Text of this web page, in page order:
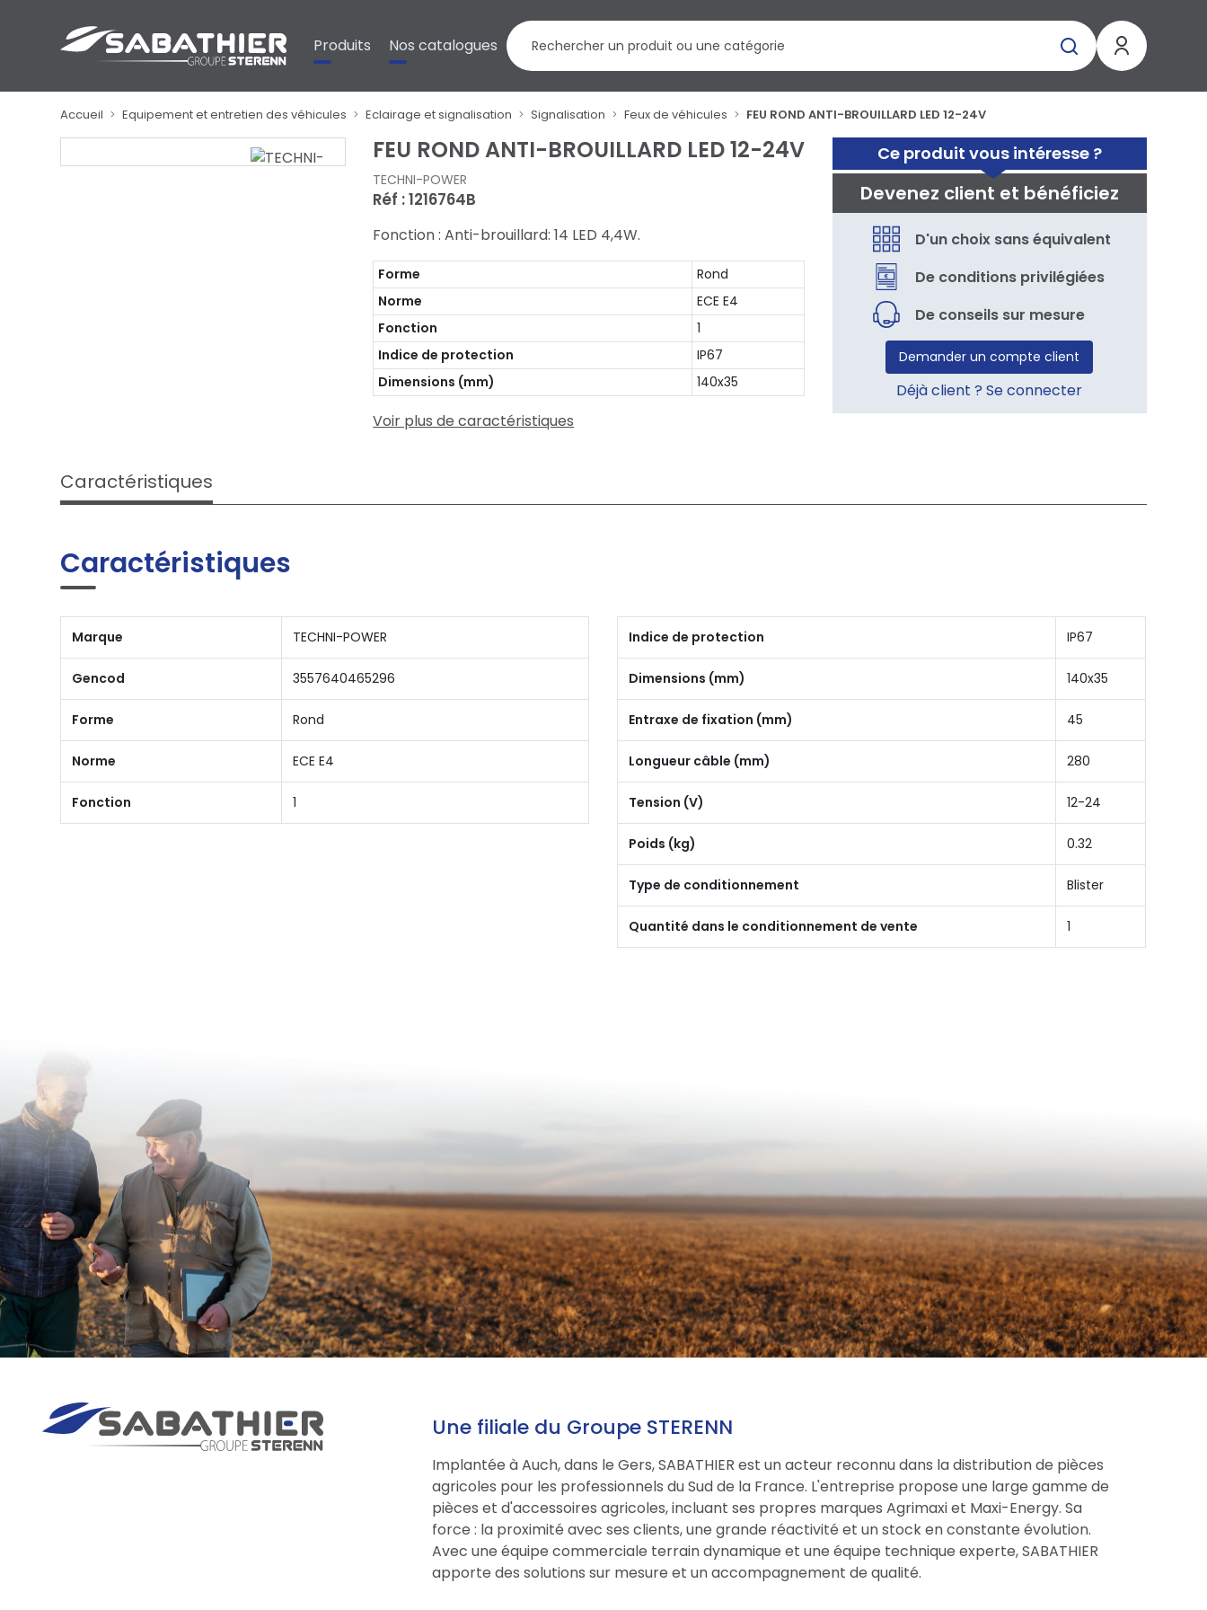
Produits Nos catalogues
Accueil Equipement et entretien des véhicules Eclairage et signalisation Signalisation Feux de véhicules FEU ROND ANTI-BROUILLARD LED 12-24V
Ce produit vous intéresse ?
Devenez client et bénéficiez
D'un choix sans équivalent
De conditions privilégiées
De conseils sur mesure
Demander un compte client
Déjà client ? Se connecter
FEU ROND ANTI-BROUILLARD LED 12-24V
TECHNI-POWER
Réf : 1216764B
Fonction : Anti-brouillard: 14 LED 4,4W.
Forme
Rond
Norme
ECE E4
Fonction
1
Indice de protection
IP67
Dimensions (mm)
140x35
Voir plus de caractéristiques
Caractéristiques
Caractéristiques
Marque TECHNI-POWER
Gencod 3557640465296
Forme Rond
Norme ECE E4
Fonction 1
Indice de protection IP67
Dimensions (mm) 140x35
Entraxe de fixation (mm) 45
Longueur câble (mm) 280
Tension (V) 12-24
Poids (kg) 0.32
Type de conditionnement Blister
Quantité dans le conditionnement de vente 1
Une filiale du Groupe STERENN
Implantée à Auch, dans le Gers, SABATHIER est un acteur reconnu dans la distribution de pièces
agricoles pour les professionnels du Sud de la France. L'entreprise propose une large gamme de
pièces et d'accessoires agricoles, incluant ses propres marques Agrimaxi et Maxi-Energy. Sa
force : la proximité avec ses clients, une grande réactivité et un stock en constante évolution.
Avec une équipe commerciale terrain dynamique et une équipe technique experte, SABATHIER
apporte des solutions sur mesure et un accompagnement de qualité.